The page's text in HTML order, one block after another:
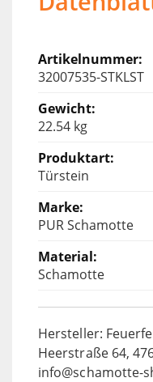
32007535-STKLST
22.54 kg
Türstein
PUR Schamotte
Schamotte
Hersteller:
Heerstraße 64,
info@schamotte-